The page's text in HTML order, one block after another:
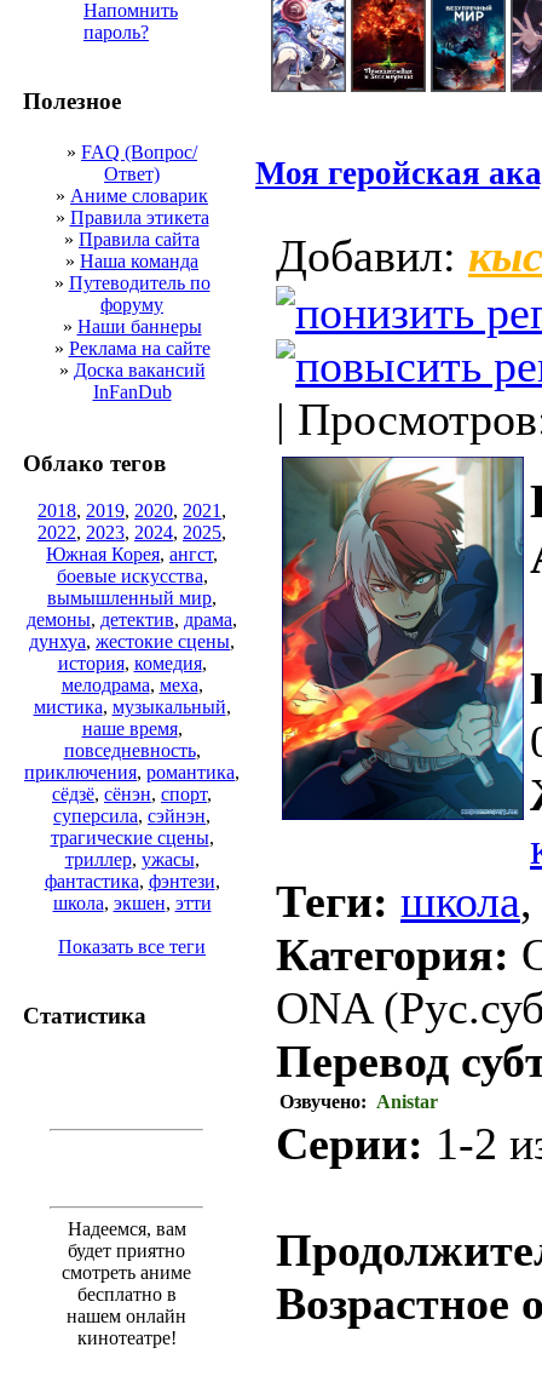
Напомнить
пароль?
Полезное
» FAQ (Вопрос/
Ответ)
» Аниме словарик
» Правила этикета
» Правила сайта
» Наша команда
» Путеводитель по
форуму
» Наши баннеры
» Реклама на сайте
» Доска вакансий
InFanDub
Облако тегов
2018, 2019, 2020, 2021 ,
2022, 2023, 2024, 2025,
Южная Корея, ангст,
боевые искусства,
вымышленный мир,
демоны, детектив, драма,
дунхуа, жестокие сцены,
история, комедия,
мелодрама, меха,
мистика, музыкальный,
наше время,
повседневность,
приключения, романтика,
сёдзё, сёнэн, спорт,
суперсила, сэйнэн,
трагические сцены,
триллер, ужасы,
фантастика, фэнтези,
школа, экшен, этти
Показать все теги
Статистика
Надеемся, вам
будет приятно
смотреть аниме
бесплатно в
нашем онлайн
кинотеатре!
Моя геройская
Добавил:
|
Теги: школа
Категория:
ONA
Перевод
Озвучено: Anistar
Серии: 1-2
Возрастное